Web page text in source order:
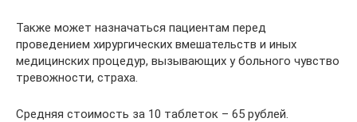
Также может назначаться пациентам перед
проведением хирургических вмешательств и иных
медицинских процедур, вызывающих у больного чувство
тревожности, страха.
Средняя стоимость за 10 таблеток – 65 рублей.